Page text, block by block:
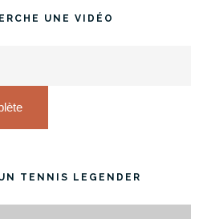
UNE VIDÉO
TENNIS LEGENDER